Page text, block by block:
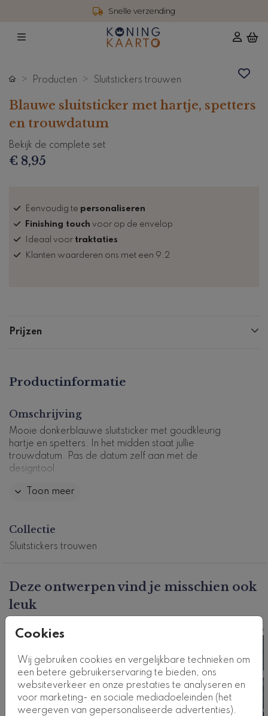
Snelle verzending
Cookies
Wij gebruiken cookies en vergelijkbare technieken om
een betere gebruikerservaring te bieden, ons
websiteverkeer en onze prestaties te analyseren en
voor marketing- en sociale mediadoeleinden (het
weergeven van gepersonaliseerde advertenties).
Producten Sluitstickers trouwen
Blauwe sluitsticker met hartje, spetters
en trouwdatum
Bekijk de complete set
€ 8,95
Eenvoudig te personaliseren
Finishing touch voor op de envelop
Ideaal voor traktaties
Klanten waarderen ons met een 9.2
Prijzen
Productinformatie
Omschrijving
Mooie donkerblauwe sluitsticker met goudkleurig
hartje en spetters. In het midden staat jullie
trouwdatum. Pas de datum zelf aan met de
designtool.
Dit product maakt deel uit van
Toon meer
Collectie
Sluitstickers trouwen
Deze ontwerpen vind je misschien ook
leuk